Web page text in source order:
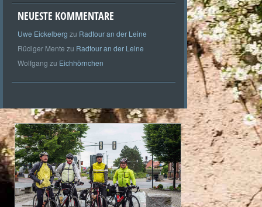
NEUESTE KOMMENTARE
Uwe Eickelberg zu Radtour an der Leine
Rüdiger Mente zu Radtour an der Leine
Wolfgang zu Eichhörnchen